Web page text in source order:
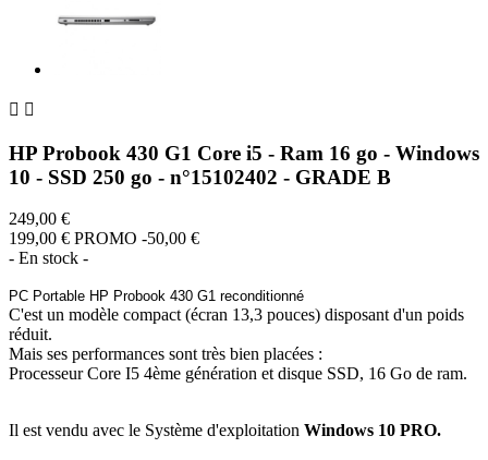
 
HP Probook 430 G1 Core i5 - Ram 16 go - Windows
10 - SSD 250 go - n°15102402 - GRADE B
249,00 €
199,00 € PROMO -50,00 €
- En stock -
PC Portable HP Probook 430 G1 reconditionné
C'est un modèle compact (écran 13,3 pouces) disposant d'un poids
réduit.
Mais ses performances sont très bien placées :
Processeur Core I5 4ème génération et disque SSD, 16 Go de ram.
Il est vendu avec le Système d'exploitation Windows 10 PRO.